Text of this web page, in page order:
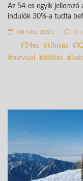
Az 54-es egyik
indulók 30%-a tudta
08 febr. 2025 0
54es kihívás
survival
túlélés